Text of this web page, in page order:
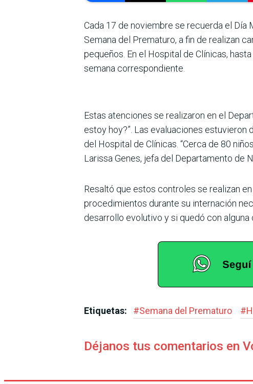
Cada 17 de noviembre se recuerda el Día
Semana del Prematuro, a fin de realizan
pequeños. En el Hospital de Clínicas,
semana correspondiente.
Estas atenciones se realizaron en el
estoy hoy?”. Las evaluaciones
del Hospital de Clínicas. “Cerca de 80
Larissa Genes, jefa del Departamento de
Resaltó que estos controles se realizan
procedimientos durante su internación
desarrollo evolutivo y si quedó con
Etiquetas: #Semana del Prematuro #
Déjanos tus comentarios en